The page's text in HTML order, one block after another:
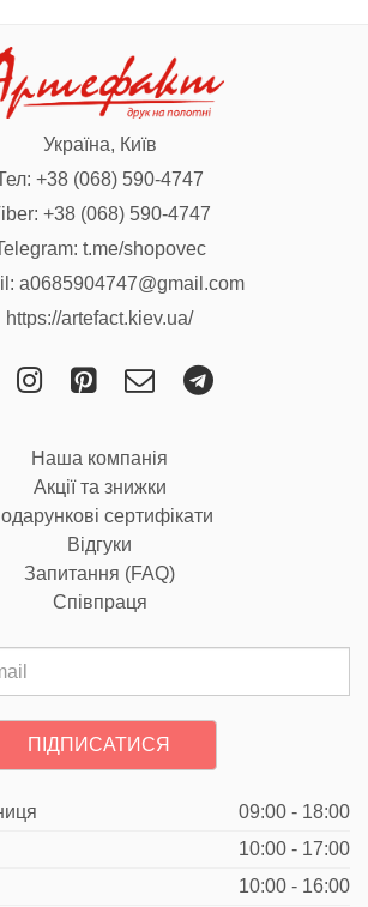
Україна, Київ
+38 (068) 590-4747
+38 (068) 590-4747
t.me/shopovec
a0685904747@gmail.com
https://artefact.kiev.ua/
Наша компанія
Акції та знижки
сертифікати
Відгуки
Запитання (FAQ)
Співпраця
ПІДПИСАТИСЯ
09:00 - 18:00
10:00 - 17:00
10:00 - 16:00